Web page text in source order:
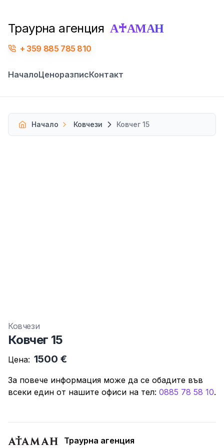
Траурна агенция А♰АМАН
359 885 785 810
НачалоЦеноразписКонтакт
Начало Ковчези Ковчег 15
Ковчези
Ковчег 15
Цена: 1500 €
За повече информация може да се обадите във
всеки един от нашите офиси нa тeл: 0885 78 58 10.
Траурна агенция